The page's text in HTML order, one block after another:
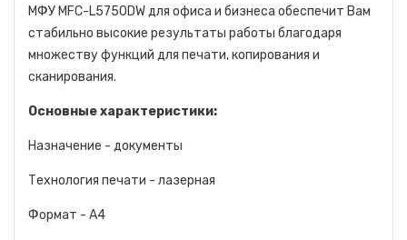
МФУ MFC-L5750DW для офиса и бизнеса обеспечит Вам
стабильно высокие результаты работы благодаря
множеству функций для печати, копирования и
сканирования.
Основные характеристики:
Назначение - документы
Технология печати - лазерная
Формат - A4